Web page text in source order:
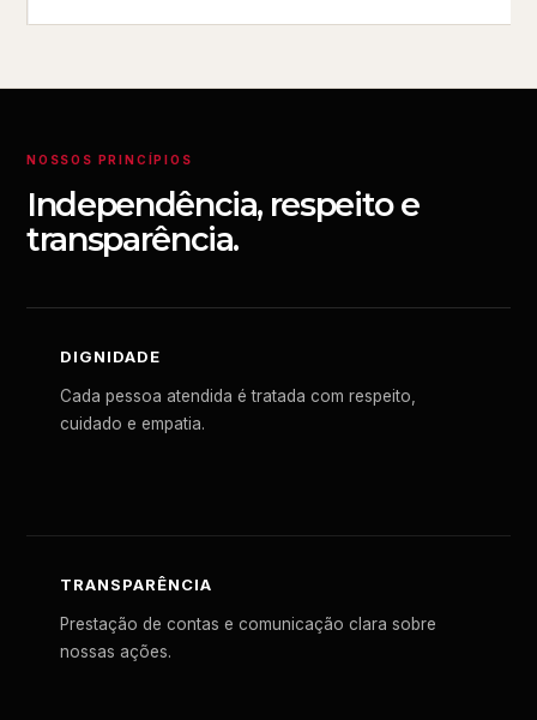
NOSSOS PRINCÍPIOS
Independência, respeito e
transparência.
DIGNIDADE
Cada pessoa atendida é tratada com respeito,
cuidado e empatia.
TRANSPARÊNCIA
Prestação de contas e comunicação clara sobre
nossas ações.